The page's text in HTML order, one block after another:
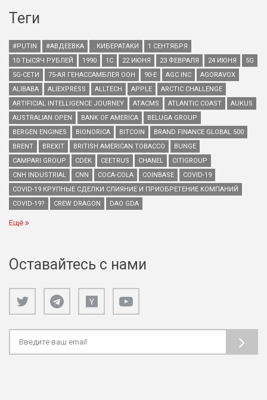
Теги
#PUTIN #АВДЕЕВКА . КИБЕРАТАКИ
1 СЕНТЯБРЯ
10 ТЫСЯЧ РУБЛЕЙ
1990 1С 22 ИЮНЯ 23 ФЕВРАЛЯ 24 ИЮНЯ
5G
5G-СЕТИ
75-АЯ ГЕНАССАМБЛЕЯ ООН 90-Е AGC INC
AGORAVOX
ALIBABA
ALIEXPRESS ALLTECH APPLE
ARCTIC CHALLENGE
ARTIFICIAL INTELLIGENCE JOURNEY
ATACMS ATLANTIC COAST
AUKUS
AUSTRALIAN OPEN
BANK OF AMERICA
BELUGA GROUP
BERGEN ENGINES
BIONORICA BITCOIN
BRAND FINANCE GLOBAL 500
BRENT
BREXIT BRITISH AMERICAN TOBACCO
BUNGE
CAMPARI GROUP
CDEK CEETRUS CHANEL
CITIGROUP
CNH INDUSTRIAL
CNN COCA-COLA COINBASE
COVID-19
COVID-19 КРУПНЫЕ СДЕЛКИ СЛИЯНИЕ И ПРИОБРЕТЕНИЕ КОМПАНИЙ
COVID-19?
CREW DRAGON DAO GDA
Ещё
Оставайтесь с нами